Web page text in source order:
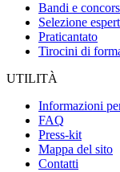
Bandi e
Selezione
Praticantato
Tirocini di
UTILITÀ
Informazioni
FAQ
Press-kit
Mappa del sito
Contatti